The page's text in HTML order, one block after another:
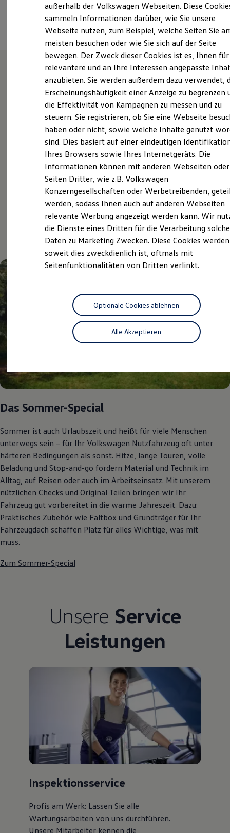
Economy Service
Räder & Reifen Service
Ersatzfahrzeuge
Notdienst und Pannenhilfe
Software, Konnektivität & Apps
California App
VW Connect für Ihren ID. Buzz
VW Connect für Ihren Transporter/Caravelle
VW Connect für Ihren Amarok
VW Connect für andere Modelle
Connect Pro
Fleet Interface Data
Multistop Pathfinder
Übersicht Software Updates
Hilfreiches für Besitzer
Fahrerassistenz- und Sicherheitssysteme
Kontrollleuchten
Kurzfahrprofile und Ölverdünnung
Batterieverordnung
XTL-Dieselkraftstoff
Ersatzteile und Betriebsflüssigkeiten
Original Zubehör und Lifestyle Produkte
myVolkswagen Business
Elektrisch & Autonom
Elektro - & Hybridfahrzeuge
Klimafreundlicher Strom
Ladezeitensimulator
Ladelösungen für Privatkunden
Ladelösungen für Gewerbekunden
Wallbox und Ladekabel
Bidirektionales Laden
Förderung & Kosten der Elektrofahrzeuge
Kostensimulator
Autonomes Fahren
Mehr zum ID. Buzz
California Welt
California Club
California Magazin & Ratgeber
Vanlife
Ratgeber
Routen & Reisen
California Reisen & Erlebnisse
California App
California Lifestyle & Zubehör
Übernachten im California
Unternehmen
Karriere
Karriere im Unternehmen
Gesellschaft
Bulli Magazin
Fahrzeugabholung ab Werk
Termin vereinbaren
Unsere Leistungenim
Überblick
Service
Volkswagen Economy
Service
Aktuelle Highlights
und Angebote
Das Sommer-Special
Sommer ist auch Urlaubszeit und heißt für viele Menschen
unterwegs sein – für Ihr Volkswagen Nutzfahrzeug oft unter
härteren Bedingungen als sonst. Hitze, lange Touren, volle
Beladung und Stop-and-go fordern Material und Technik im
Alltag, auf Reisen oder auch im Arbeitseinsatz. Mit unserem
nützlichen Checks und Original Teilen bringen wir Ihr
Fahrzeug gut vorbereitet in die warme Jahreszeit. Dazu:
Praktisches Zubehör wie Faltbox und Grundträger für Ihr
Fahrzeugdach schaffen Platz für alles Wichtige, was mit
muss.
Zum Sommer-Special
Unsere Service
Leistungen
Inspektionsservice
Profis am Werk: Lassen Sie alle
Wartungsarbeiten von uns durchführen.
Unsere Mitarbeiter kennen die
außerhalb der Volkswagen Webseiten. Diese
sammeln Informationen darüber, wie Sie unsere
Webseite nutzen, zum Beispiel, welche Seiten Sie
meisten besuchen oder wie Sie sich auf der Seite
bewegen. Der Zweck dieser Cookies ist es, Ihnen für
relevantere und an Ihre Interessen angepasste
anzubieten. Sie werden außerdem dazu verwendet,
Erscheinungshäufigkeit einer Anzeige zu begrenzen
die Effektivität von Kampagnen zu messen und zu
steuern. Sie registrieren, ob Sie eine Webseite
haben oder nicht, sowie welche Inhalte genutzt
sind. Dies basiert auf einer eindeutigen
Ihres Browsers sowie Ihres Internetgeräts. Die
Informationen können mit anderen Webseiten oder
Seiten Dritter, wie z.B. Volkswagen
Konzerngesellschaften oder Werbetreibenden,
werden, sodass Ihnen auch auf anderen Webseiten
relevante Werbung angezeigt werden kann. Wir
die Dienste eines Dritten für die Verarbeitung
Daten zu Marketing Zwecken. Diese Cookies
soweit dies zweckdienlich ist, oftmals mit
Seitenfunktionalitäten von Dritten verlinkt.
Alle Akzeptieren
Optionale Cookies ablehnen